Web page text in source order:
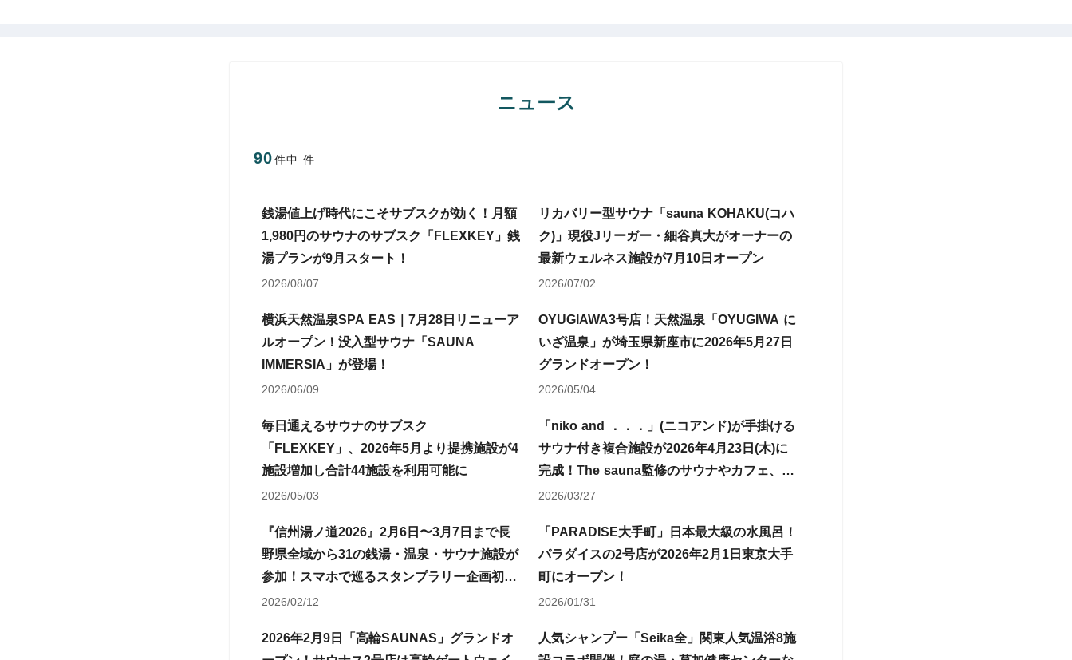
ニュース
90 件中 件
銭湯値上げ時代にこそサブスクが効く！月額
1,980円のサウナのサブスク「FLEXKEY」銭
湯プランが9月スタート！
2026/08/07
リカバリー型サウナ「sauna KOHAKU(コハ
ク)」現役Jリーガー・細谷真大がオーナーの
最新ウェルネス施設が7月10日オープン
2026/07/02
横浜天然温泉SPA EAS｜7月28日リニューア
ルオープン！没入型サウナ「SAUNA
IMMERSIA」が登場！
2026/06/09
OYUGIAWA3号店！天然温泉「OYUGIWA に
いざ温泉」が埼玉県新座市に2026年5月27日
グランドオープン！
2026/05/04
毎日通えるサウナのサブスク
「FLEXKEY」、2026年5月より提携施設が4
施設増加し合計44施設を利用可能に
2026/05/03
「niko and ．．．」(ニコアンド)が手掛ける
サウナ付き複合施設が2026年4月23日(木)に
完成！The sauna監修のサウナやカフェ、
BBQを併設して水戸・千波公園に待望のオー
2026/03/27
『信州湯ノ道2026』2月6日〜3月7日まで長
野県全域から31の銭湯・温泉・サウナ施設が
参加！スマホで巡るスタンプラリー企画初開
催！
2026/02/12
「PARADISE大手町」日本最大級の水風呂！
パラダイスの2号店が2026年2月1日東京大手
町にオープン！
2026/01/31
2026年2月9日「高輪SAUNAS」グランドオ
人気シャンプー「Seika全」関東人気温浴8施